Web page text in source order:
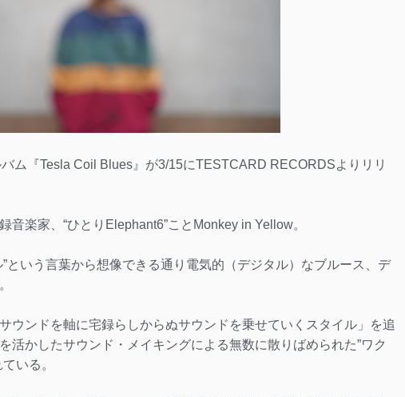
ム『Tesla Coil Blues』が3/15にTESTCARD RECORDSよりリリ
音楽家、“ひとりElephant6”ことMonkey in Yellow。
という言葉から想像できる通り電気的（デジタル）なブルース、デ
ウンドを軸に宅録らしからぬサウンドを乗せていくスタイル」を追
活かしたサウンド・メイキングによる無数に散りばめられた”ワク
いる。